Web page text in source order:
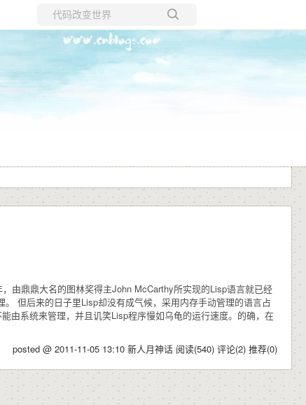
所有博客
当前博客
由鼎鼎大名的图林奖得主John McCarthy所实现的Lisp语言就已经
但后来的日子里Lisp却没有成气候，采用内存手动管理的语言占
由系统来管理，并且讥笑Lisp程序慢如乌龟的运行速度。的确，在
posted @ 2011-11-05 13:10 新人月神话 阅读(540) 评论(2) 推荐(0)